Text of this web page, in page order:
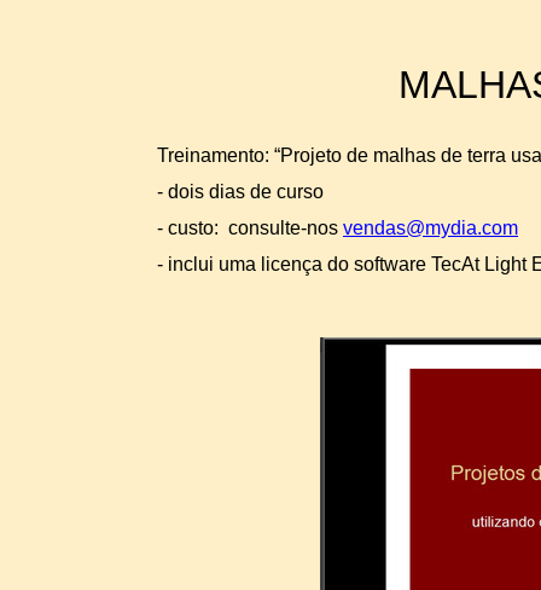
Treinamento: “Projeto de malhas de terra
- dois dias de curso
- custo: consulte-nos vendas@mydia.com
- inclui uma licença do software TecAt Light